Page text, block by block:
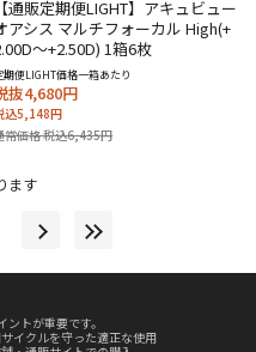
【通販定期便LIGHT】アキュビュー
アシス マルチフォーカル High(+
～+2.50D) 1箱6枚
期便LIGHT価格一箱あたり
抜4,680円
込5,148円
常価格 税込6,435円
ます
トが重要です。
イクルを守った適正な使用